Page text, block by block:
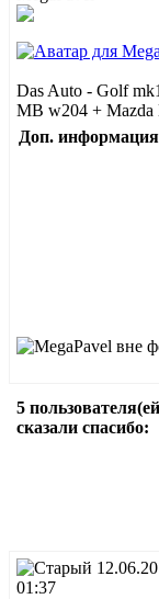
Das Auto - Golf
MB w204 + Mazda
Доп. информация
5
сказали cпасибо:
01:37